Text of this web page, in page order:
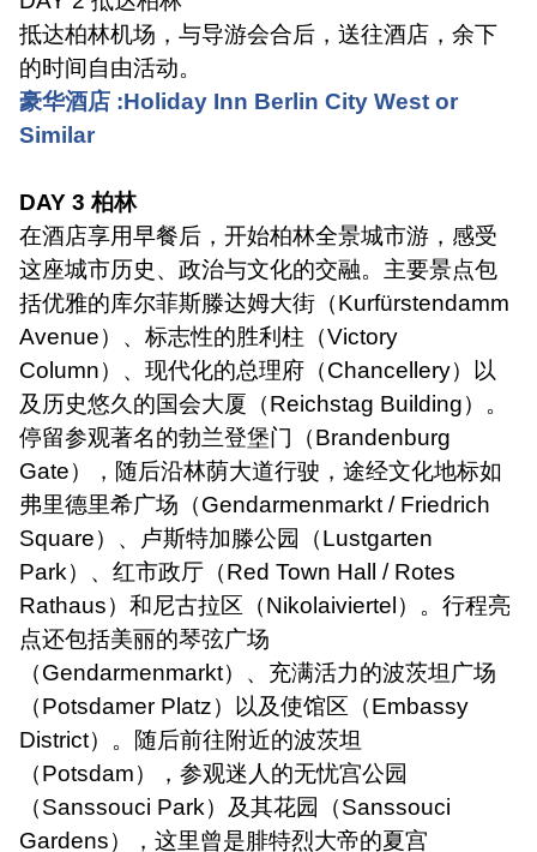
抵达柏林机场，与导游会合后，送往酒店，余下
的时间自由活动。
豪华酒店 :Holiday Inn Berlin City West or
Similar
DAY 3柏林
在酒店享用早餐后，开始柏林全景城市游，感受
这座城市历史、政治与文化的交融。主要景点包
括优雅的库尔菲斯滕达姆大街（Kurfürstendamm
Avenue）、标志性的胜利柱（Victory
Column）、现代化的总理府（Chancellery）以
及历史悠久的国会大厦（Reichstag Building）。
停留参观著名的勃兰登堡门（Brandenburg
Gate），随后沿林荫大道行驶，途经文化地标如
弗里德里希广场（Gendarmenmarkt / Friedrich
Square）、卢斯特加滕公园（Lustgarten
Park）、红市政厅（Red Town Hall / Rotes
Rathaus）和尼古拉区（Nikolaiviertel ）。行程亮
点还包括美丽的琴弦广场
（Gendarmenmarkt）、充满活力的波茨坦广场
（Potsdamer Platz）以及使馆区（Embassy
District）。随后前往附近的波茨坦
（Potsdam），参观迷人的无忧宫公园
（Sanssouci Park）及其花园（Sanssouci
Gardens），这里曾是腓特烈大帝的夏宫